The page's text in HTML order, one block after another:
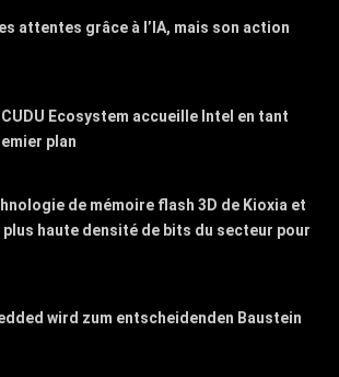
attentes grâce à l’IA, mais son action
Ecosystem accueille Intel en tant
plan
de mémoire flash 3D de Kioxia et
haute densité de bits du secteur pour
wird zum entscheidenden Baustein